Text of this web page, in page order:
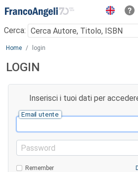
Menu
Cerca:
Main content
Home login
LOGIN
Inserisci i tuoi dati per
Email utente
Password
Remember